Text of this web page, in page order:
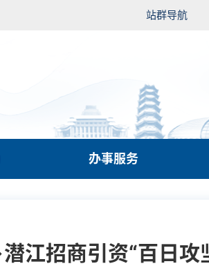
站群导航
办事服务
江招商引资“百日攻